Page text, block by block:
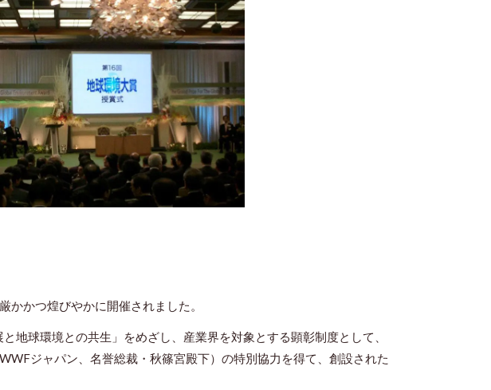
かかつ煌びやかに開催されました。
地球環境との共生」をめざし、産業界を対象とする顕彰制度として、
ジャパン、名誉総裁・秋篠宮殿下）の特別協力を得て、創設された